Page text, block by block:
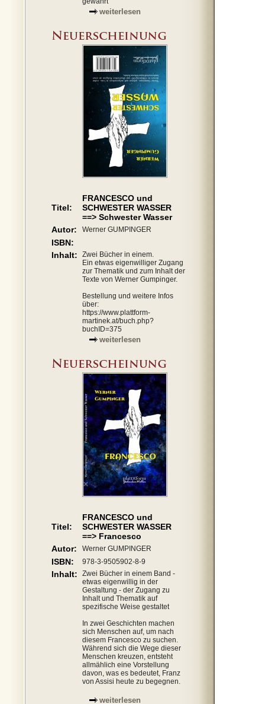
weiterlesen
Titel:
FRANCESCO und
SCHWESTER WASSER
==> Schwester Wasser
Autor:
Werner GUMPINGER
ISBN:
Inhalt:
Zwei Bücher in einem.
Ein etwas eigenwilliger Zugang
zur Thematik und zum Inhalt der
Texte von Werner Gumpinger.
Bestellung und weitere Infos
über:
https://www.plattform-
martinek.at/buch.php?
buchID=375
weiterlesen
Titel:
FRANCESCO und
SCHWESTER WASSER
==> Francesco
Autor:
Werner GUMPINGER
ISBN: 978-3-9505902-8-9
Inhalt:
Zwei Bücher in einem Band -
etwas eigenwillig in der
Gestaltung - der Zugang zu
Inhalt und Thematik auf
spezifische Weise gestaltet
In zwei Geschichten machen
sich Menschen auf, um nach
diesem Francesco zu suchen.
Während sich die Wege dieser
Menschen kreuzen, entsteht
allmählich eine Vorstellung
davon, was es bedeutet, Franz
von Assisi heute zu begegnen.
weiterlesen